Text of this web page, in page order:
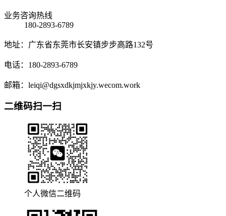
业务咨询热线
180-2893-6789
地址：广东省东莞市长安镇步步高路132号
电话：180-2893-6789
邮箱：leiqi@dgsxdkjmjxkjy.wecom.work
二维码扫一扫
个人微信二维码